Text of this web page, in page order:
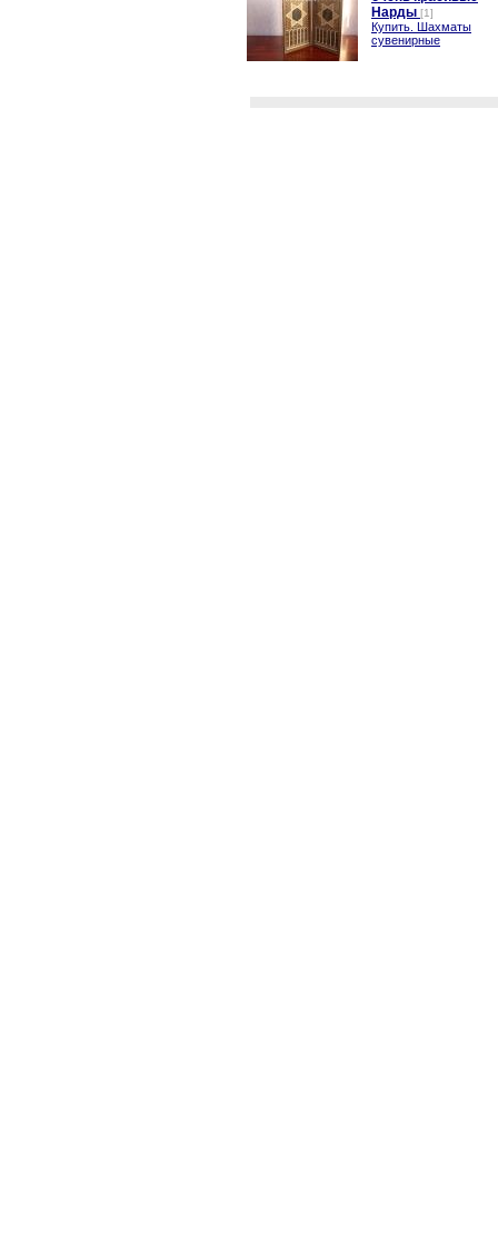
Нарды [1]
Купить. Шахматы
сувенирные